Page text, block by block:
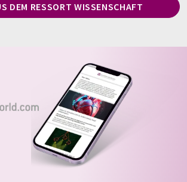
DEM RESSORT WISSENSCHAFT